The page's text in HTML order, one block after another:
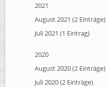
2021
August 2021 (2 Einträge)
Juli 2021 (1 Eintrag)
2020
August 2020 (2 Einträge)
Juli 2020 (2 Einträge)